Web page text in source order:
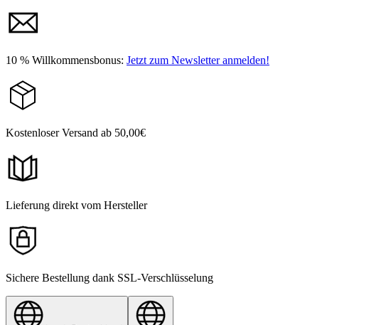
10 % Willkommensbonus: Jetzt zum Newsletter anmelden!
Kostenloser Versand ab 50,00€
Lieferung direkt vom Hersteller
Sichere Bestellung dank SSL-Verschlüsselung